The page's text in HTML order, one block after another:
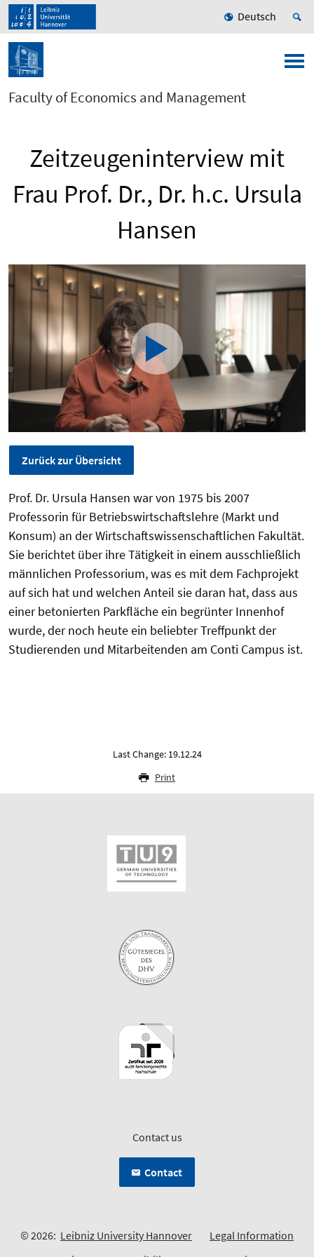
Deutsch
Faculty of Economics and Management
Zeitzeugeninterview mit
Frau Prof. Dr., Dr. h.c. Ursula
Hansen
Zurück zur Übersicht
Prof. Dr. Ursula Hansen war von 1975 bis 2007
Professorin für Betriebswirtschaftslehre (Markt und
Konsum) an der Wirtschaftswissenschaftlichen Fakultät.
Sie berichtet über ihre Tätigkeit in einem ausschließlich
männlichen Professorium, was es mit dem Fachprojekt
auf sich hat und welchen Anteil sie daran hat, dass aus
einer betonierten Parkfläche ein begrünter Innenhof
wurde, der noch heute ein beliebter Treffpunkt der
Studierenden und Mitarbeitenden am Conti Campus ist.
Last Change: 19.12.24
Print
Contact us
Contact
© 2026: Leibniz University Hannover
Legal Information